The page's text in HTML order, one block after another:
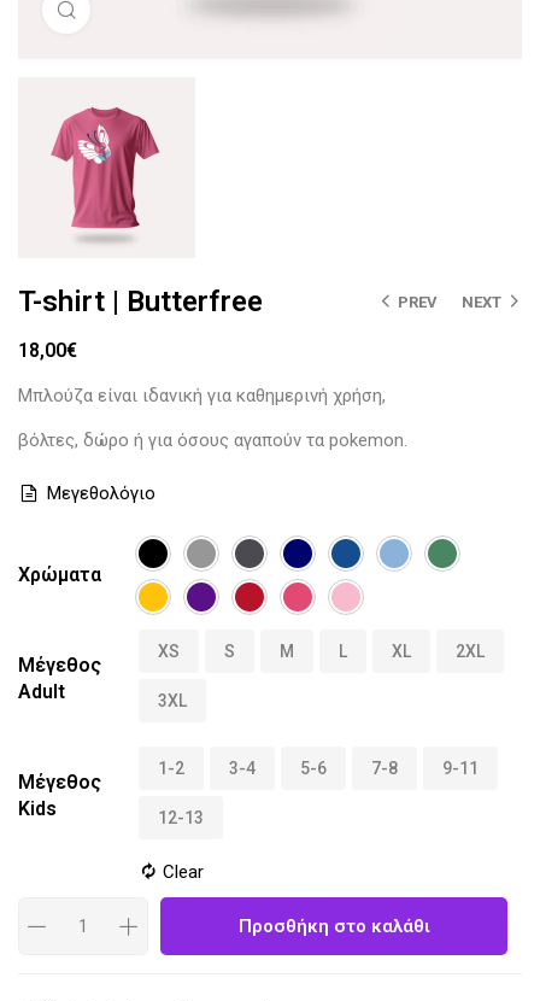
PREV NEXT
T-shirt | Butterfree
18,00€
Μπλούζα είναι ιδανική για καθημερινή χρήση,
βόλτες, δώρο ή για όσους αγαπούν τα pokemon.
Μεγεθολόγιο
Χρώματα
Μέγεθος
Adult
XS S M L XL 2XL
3XL
Μέγεθος
Kids
1-2 3-4 5-6 7-8 9-11
12-13
Clear
Προσθήκη στο καλάθι